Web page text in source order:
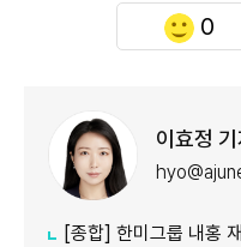
0
이효정
[종합] 한미그룹 내홍 재점화…